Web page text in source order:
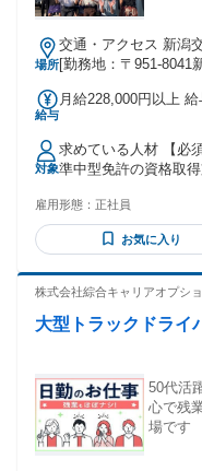
場所
交通・アクセス 新潟
[勤務地：〒951-8041
給与
月給228,000円以上 給
皆勤・家族手当金額
当金額：あり ※外勤手当5万円を含む ※残業代別途支給 ※試
用期間3か月(同条件) ★平均給料月収253,000円 ◎スキルによ
って給与を決定！ ◎
当（配偶者1万円、
対象
求めている人材 【必
準中型免許の資格取
動車免許 ◎学歴不問 ◎未経験OK ◎正社員経験不問 ◎職種未
経験OK ◎新卒・第二新
な社員も活躍中！ お酒が飲めなくても大丈夫です◎ 年齢の条
るキャリア形成のため
雇用形態： 正社員
お気に入り
株式会社綜合キャリアオプシ
大型トラックドライ
50代活
心で残
場です